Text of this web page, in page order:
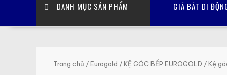
DANH MỤC SẢN PHẨM GIÁ BÁT DI
Trang chủ /Eurogold /KỆ GÓC BẾP EUROGOLD / Kệ